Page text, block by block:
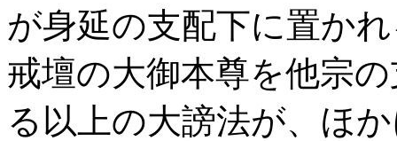
が身延の支配下に置か
戒壇の大御本尊を他宗
る以上の大謗法が、ほ